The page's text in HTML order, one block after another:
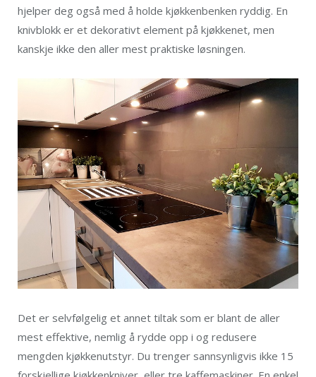
hjelper deg også med å holde kjøkkenbenken ryddig. En
knivblokk er et dekorativt element på kjøkkenet, men
kanskje ikke den aller mest praktiske løsningen.
Det er selvfølgelig et annet tiltak som er blant de aller
mest effektive, nemlig å rydde opp i og redusere
mengden kjøkkenutstyr. Du trenger sannsynligvis ikke 15